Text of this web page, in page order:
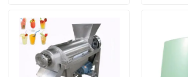
Visita alla fabbrica
Controllo Qualità